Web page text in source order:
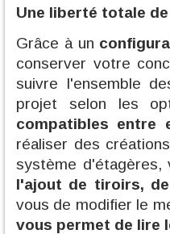
Une liberté totale
Grâce à un
conserver votre
suivre l'ensemble
projet selon les
compatibles entre
réaliser des
système d'étagères,
l'ajout de tiroirs,
vous de modifier le
vous permet de lire